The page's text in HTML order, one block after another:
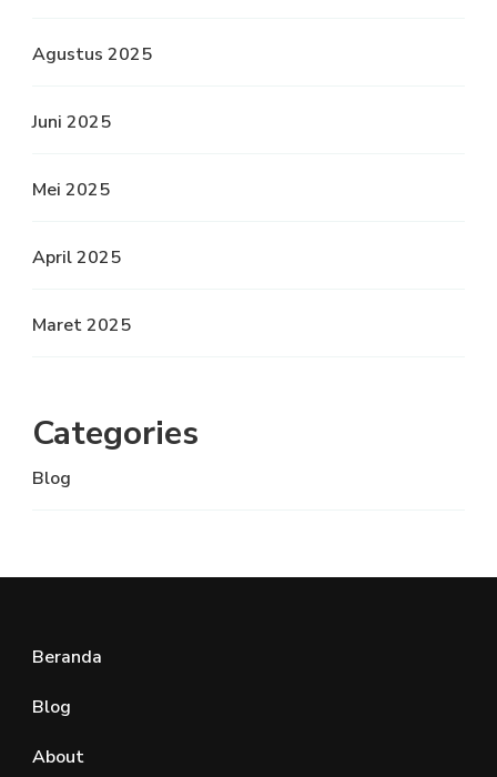
Agustus 2025
Juni 2025
Mei 2025
April 2025
Maret 2025
Categories
Blog
Beranda
Blog
About